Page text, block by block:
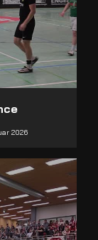
2026